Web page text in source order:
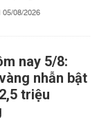
05/08/2026
nay 5/8:
nhẫn bật
triệu